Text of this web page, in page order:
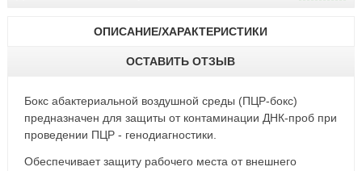
ОПИСАНИЕ/ХАРАКТЕРИСТИКИ
ОСТАВИТЬ ОТЗЫВ
Бокс абактериальной воздушной среды (ПЦР-бокс)
предназначен для защиты от контаминации ДНК-проб при
проведении ПЦР - генодиагностики.
Обеспечивает защиту рабочего места от внешнего